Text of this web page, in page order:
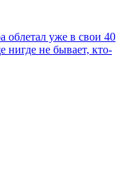
уже в свои 40
нигде не бывает, кто-